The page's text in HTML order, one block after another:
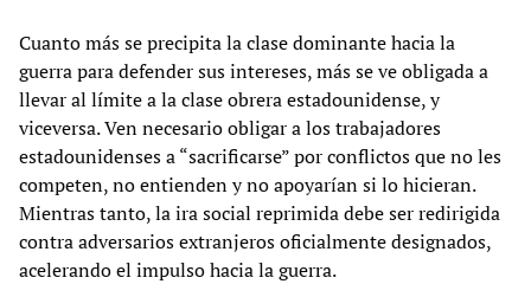
Cuanto más se precipita la clase dominante hacia la
guerra para defender sus intereses, más se ve obligada a
llevar al límite a la clase obrera estadounidense, y
viceversa. Ven necesario obligar a los trabajadores
estadounidenses a “sacrificarse” por conflictos que no les
competen, no entienden y no apoyarían si lo hicieran.
Mientras tanto, la ira social reprimida debe ser redirigida
contra adversarios extranjeros oficialmente designados,
acelerando el impulso hacia la guerra.